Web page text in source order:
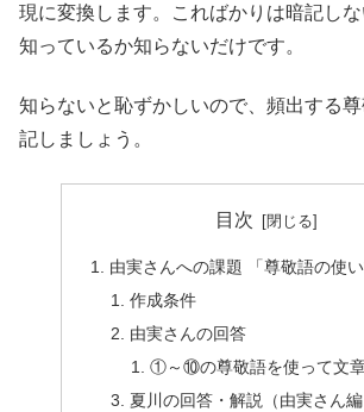
現に変換します。こればかりは暗記しな
知っているか知らないだけです。
知らないと恥ずかしいので、頻出する
記しましょう。
目次
由実さんへの課題 「尊敬語の使い
作成条件
由実さんの回答
①～⑩の尊敬語を使って文
夏川の回答・解説（由実さん編